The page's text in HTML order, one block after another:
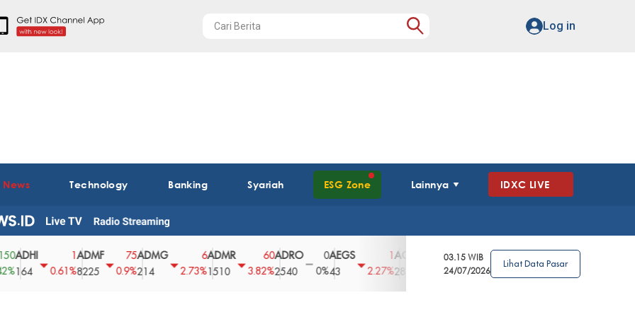
Log in
Technology Banking Syariah ESG Zone Lainnya IDXC LIVE
0.61%
ADMF
8225
75
0.9%
ADMG
214
2.73%
ADMR
1510
60
3.82%
ADRO
2540
0
0%
AEGS
2.27% 2850
3.39%
AGRO
148
4
2.63%
0%
03.15 WIB
24/07/2026
Lihat Data Pasar